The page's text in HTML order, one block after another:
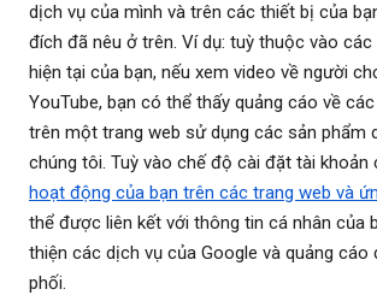
dịch vụ của mình và trên các thiết bị của
đích đã nêu ở trên. Ví dụ: tuỳ thuộc vào
hiện tại của bạn, nếu xem video về người
YouTube, bạn có thể thấy quảng cáo về
trên một trang web sử dụng các sản phẩm
chúng tôi. Tuỳ vào chế độ cài đặt tài khoản
hoạt động của bạn trên các trang web và
thể được liên kết với thông tin cá nhân của
thiện các dịch vụ của Google và quảng cáo
phối.